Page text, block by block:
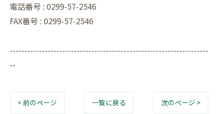
電話番号 : 0299-57-2546
FAX番号 : 0299-57-2546
--------------------------------------------------------------------
--
< 前のページ 一覧に戻る 次のページ >